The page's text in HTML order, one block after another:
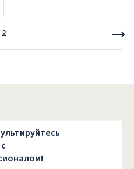
2
с